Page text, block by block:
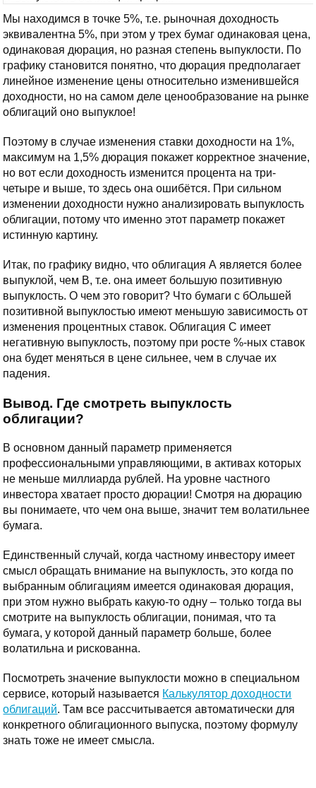
Мы находимся в точке 5%, т.е. рыночная доходность
эквивалентна 5%, при этом у трех бумаг одинаковая цена,
одинаковая дюрация, но разная степень выпуклости. По
графику становится понятно, что дюрация предполагает
линейное изменение цены относительно изменившейся
доходности, но на самом деле ценообразование на рынке
облигаций оно выпуклое!
Поэтому в случае изменения ставки доходности на 1%,
максимум на 1,5% дюрация покажет корректное значение,
но вот если доходность изменится процента на три-
четыре и выше, то здесь она ошибётся. При сильном
изменении доходности нужно анализировать выпуклость
облигации, потому что именно этот параметр покажет
истинную картину.
Итак, по графику видно, что облигация А является более
выпуклой, чем В, т.е. она имеет большую позитивную
выпуклость. О чем это говорит? Что бумаги с бОльшей
позитивной выпуклостью имеют меньшую зависимость от
изменения процентных ставок. Облигация С имеет
негативную выпуклость, поэтому при росте %-ных ставок
она будет меняться в цене сильнее, чем в случае их
падения.
Вывод. Где смотреть выпуклость
облигации?
В основном данный параметр применяется
профессиональными управляющими, в активах которых
не меньше миллиарда рублей. На уровне частного
инвестора хватает просто дюрации! Смотря на дюрацию
вы понимаете, что чем она выше, значит тем волатильнее
бумага.
Единственный случай, когда частному инвестору имеет
смысл обращать внимание на выпуклость, это когда по
выбранным облигациям имеется одинаковая дюрация,
при этом нужно выбрать какую-то одну – только тогда вы
смотрите на выпуклость облигации, понимая, что та
бумага, у которой данный параметр больше, более
волатильна и рискованна.
Посмотреть значение выпуклости можно в специальном
сервисе, который называется Калькулятор доходности
облигаций. Там все рассчитывается автоматически для
конкретного облигационного выпуска, поэтому формулу
знать тоже не имеет смысла.